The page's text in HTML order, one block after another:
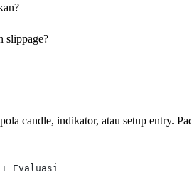
slippage?
candle, indikator, atau setup entry.
Evaluasi